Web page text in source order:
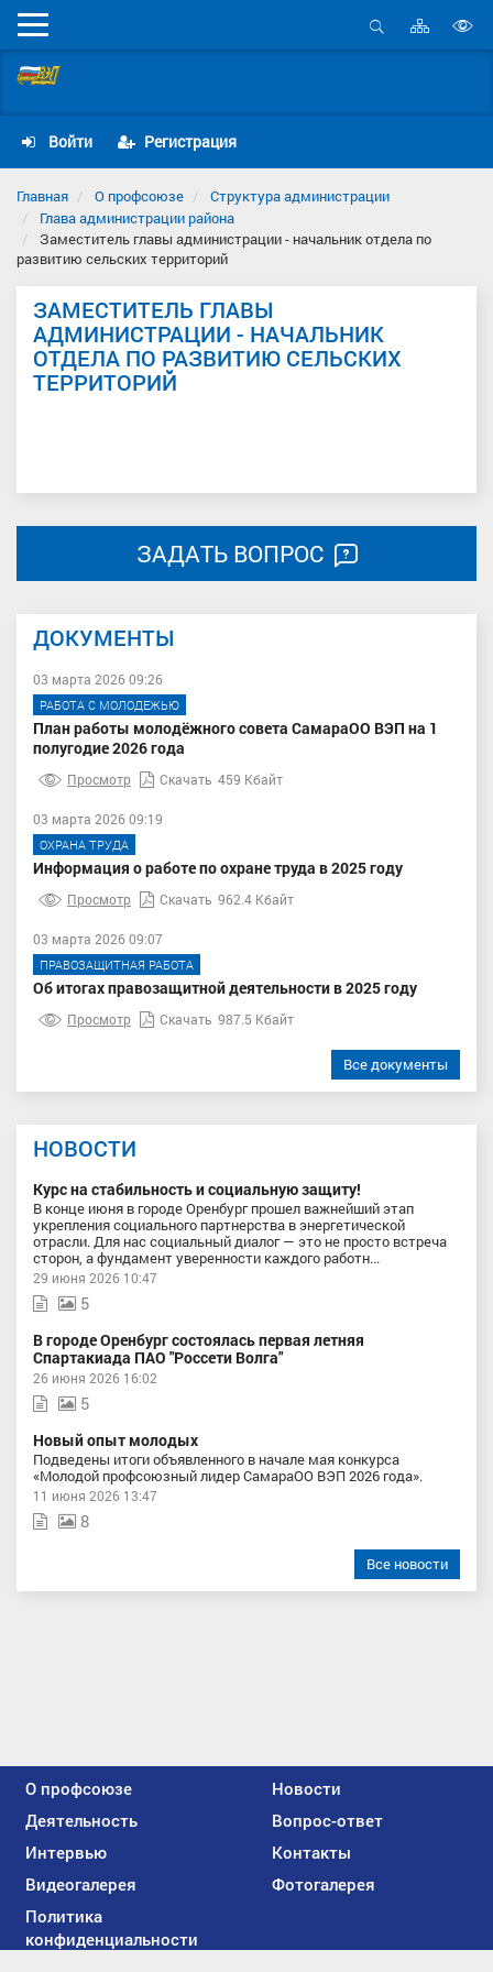
Мобильное
меню
Открыть
Карта
сайта
Войти Регистрация
Главная О профсоюзе
Структура администрации
Глава администрации района
Заместитель главы администрации - начальник отдела по
развитию сельских территорий
ЗАМЕСТИТЕЛЬ ГЛАВЫ
АДМИНИСТРАЦИИ - НАЧАЛЬНИК
ОТДЕЛА ПО РАЗВИТИЮ СЕЛЬСКИХ
ТЕРРИТОРИЙ
ЗАДАТЬ ВОПРОС
ДОКУМЕНТЫ
03 марта 2026 09:26
РАБОТА С МОЛОДЕЖЬЮ
План работы молодёжного совета СамараОО ВЭП на 1
полугодие 2026 года
Просмотр Скачать 459 Кбайт
03 марта 2026 09:19
ОХРАНА ТРУДА
Информация о работе по охране труда в 2025 году
Просмотр Скачать 962.4 Кбайт
03 марта 2026 09:07
ПРАВОЗАЩИТНАЯ РАБОТА
Об итогах правозащитной деятельности в 2025 году
Просмотр Скачать 987.5 Кбайт
Все документы
НОВОСТИ
Курс на стабильность и социальную защиту!
В конце июня в городе Оренбург прошел важнейший этап
укрепления социального партнерства в энергетической
отрасли. Для нас социальный диалог — это не просто встреча
сторон, а фундамент уверенности каждого работн...
29 июня 2026 10:47
5
В городе Оренбург состоялась первая летняя
Спартакиада ПАО "Россети Волга"
26 июня 2026 16:02
5
Новый опыт молодых
Подведены итоги объявленного в начале мая конкурса
«Молодой профсоюзный лидер СамараОО ВЭП 2026 года».
11 июня 2026 13:47
8
Все новости
О профсоюзе
Новости
Деятельность
Вопрос-ответ
Интервью
Контакты
Видеогалерея
Фотогалерея
Политика
конфиденциальности